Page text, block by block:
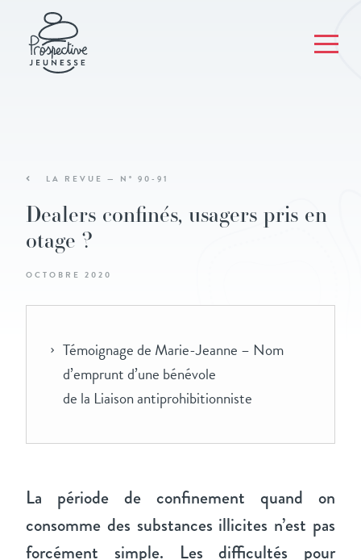
LA REVUE — N° 90-91
Dealers confinés, usagers pris en
otage ?
OCTOBRE 2020
Témoignage de Marie-Jeanne – Nom
d’emprunt d’une bénévole
de la Liaison antiprohibitionniste
La période de confinement quand on
consomme des substances illicites n’est pas
forcément simple. Les difficultés pour